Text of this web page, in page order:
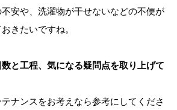
安や、洗濯物が干せないなどの不便が
きたいですね。
と工程、気になる疑問点を取り上げて
ナンスをお考えなら参考にしてくださ